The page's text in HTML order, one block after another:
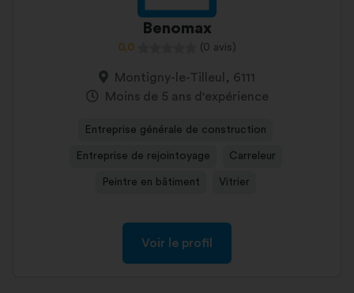
Benomax
0,0 (0 avis)
Montigny-le-Tilleul, 6111
Moins de 5 ans d'expérience
Entreprise générale de construction
Entreprise de rejointoyage Carreleur
Peintre en bâtiment Vitrier
Voir le profil